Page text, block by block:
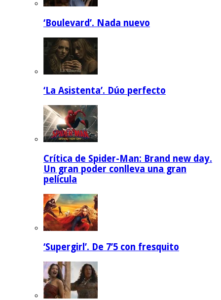
‘Boulevard’. Nada nuevo
‘La Asistenta’. Dúo perfecto
Crítica de Spider-Man: Brand new day.
Un gran poder conlleva una gran
película
‘Supergirl’. De 7’5 con fresquito